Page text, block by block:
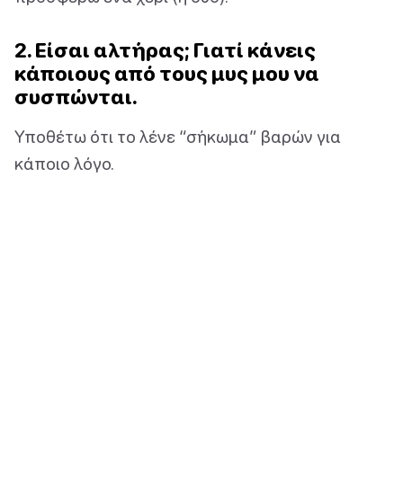
2. Είσαι αλτήρας; Γιατί κάνεις
κάποιους από τους μυς μου να
συσπώνται.
Υποθέτω ότι το λένε “σήκωμα” βαρών για
κάποιο λόγο.